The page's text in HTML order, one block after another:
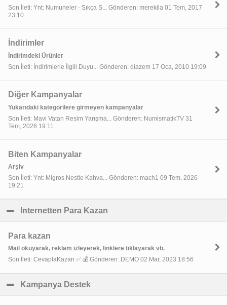
Son İleti: Ynt: Numuneler - Sıkça S... Gönderen: merekila 01 Tem, 2017
23:10
İndirimler
İndirimdeki Ürünler
Son İleti: İndirimlerle İlgili Duyu... Gönderen: diazem 17 Oca, 2010 19:09
Diğer Kampanyalar
Yukarıdaki kategorilere girmeyen kampanyalar
Son İleti: Mavi Vatan Resim Yarışma... Gönderen: NumismatikTV 31
Tem, 2026 19:11
Biten Kampanyalar
Arşiv
Son İleti: Ynt: Migros Nestle Kahva... Gönderen: mach1 09 Tem, 2026
19:21
Internetten Para Kazan
Para kazan
Mail okuyarak, reklam izleyerek, linklere tıklayarak vb.
Son İleti: CevaplaKazan ✅ 💰 Gönderen: DEMO 02 Mar, 2023 18:56
Kampanya Destek